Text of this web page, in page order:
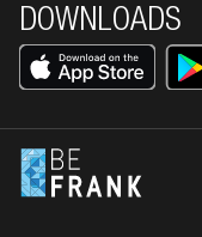
DOWNLOADS